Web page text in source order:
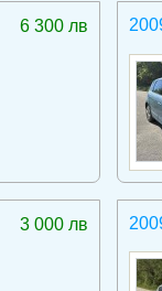
6 300 лв
3 000 лв